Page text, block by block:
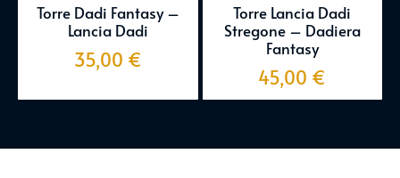
Torre Dadi Fantasy –
Lancia Dadi
35,00 €
Torre Lancia Dadi
Stregone – Dadiera
Fantasy
45,00 €